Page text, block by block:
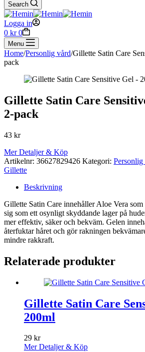
Search
Logga in
Shopping
cart
0 kr 0
Menu
Home/Personlig vård/Gillette Satin Care
pack
Gillette Satin Care
2-pack
43 kr
Mer Detaljer & Köp
Artikelnr: 36627829426 Kategori: Personlig
Gillette
Beskrivning
Gillette Satin Care innehåller Aloe Vera
sig som ett osynligt skyddande lager på
mer effektiv, säker och bekväm. Gelen
återfuktar håret och gör rakningen
mindre rakkraft.
Relaterade produkter
Gillette Satin Care
200ml
29 kr
Mer Detaljer & Köp